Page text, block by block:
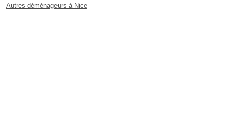
Autres déménageurs à Nice